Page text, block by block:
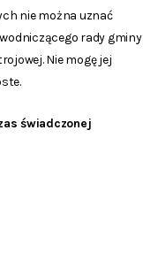
nie można uznać
rady gminy
Nie mogę jej
świadczonej